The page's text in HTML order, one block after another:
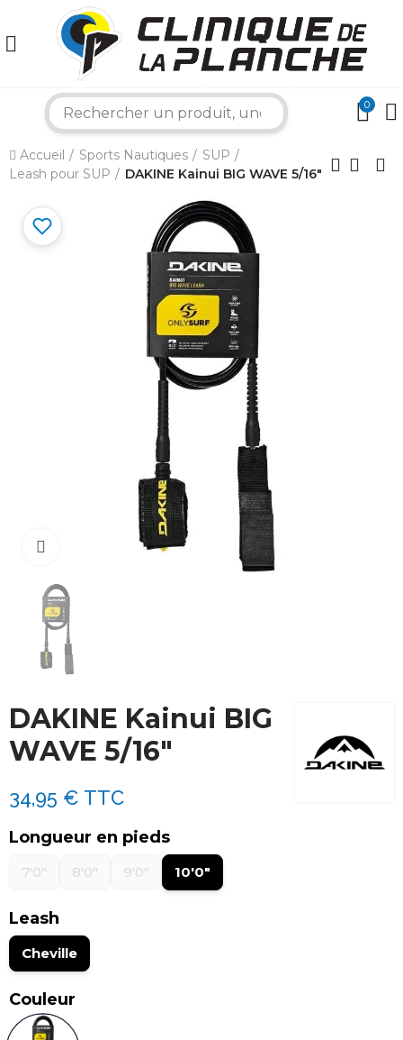
0
Accueil Sports Nautiques
SUP
Leash pour SUP
DAKINE Kainui BIG WAVE 5/16"
Cliquez pour agrandir
DAKINE Kainui BIG
WAVE 5/16"
34,95 € TTC
Longueur en pieds
7'0" 8'0" 9'0" 10'0"
Leash
Cheville
Couleur
Bonjour ! Je suis votre expert nautique.
Comment puis-je vous aider aujourd'hui ?